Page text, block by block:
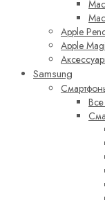
Apple
Apple
Samsung